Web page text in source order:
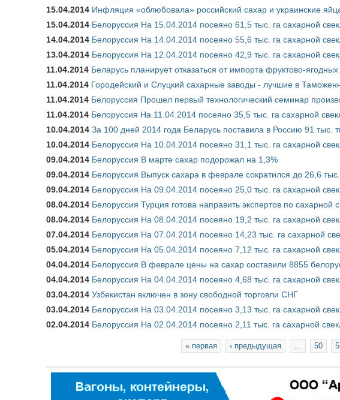
15.04.2014 Инфляция «облюбовала» российский сахар и украинские
15.04.2014 Белоруссия На 15.04.2014 посеяно 61,5 тыс. га сахарной
14.04.2014 Белоруссия На 14.04.2014 посеяно 55,6 тыс. га сахарной
13.04.2014 Белоруссия На 12.04.2014 посеяно 42,9 тыс. га сахарной
11.04.2014 Беларусь планирует отказаться от импорта фруктово-
11.04.2014 Городейский и Слуцкий сахарные заводы - лучшие в
11.04.2014 Белоруссия Прошел первый технологический семинар
11.04.2014 Белоруссия На 11.04.2014 посеяно 35,5 тыс. га сахарной
10.04.2014 За 100 дней 2014 года Беларусь поставила в Россию 91 тыс.
10.04.2014 Белоруссия На 10.04.2014 посеяно 31,1 тыс. га сахарной
09.04.2014 Белоруссия В марте сахар подорожал на 1,3%
09.04.2014 Белоруссия Выпуск сахара в феврале сократился до 26,6
09.04.2014 Белоруссия На 09.04.2014 посеяно 25,0 тыс. га сахарной
08.04.2014 Белоруссия Турция готова направить экспертов по сахарной
08.04.2014 Белоруссия На 08.04.2014 посеяно 19,2 тыс. га сахарной
07.04.2014 Белоруссия На 07.04.2014 посеяно 14,23 тыс. га сахарной
05.04.2014 Белоруссия На 05.04.2014 посеяно 7,12 тыс. га сахарной
04.04.2014 Белоруссия В феврале цены на сахар составили 8855
04.04.2014 Белоруссия На 04.04.2014 посеяно 4,68 тыс. га сахарной
03.04.2014 Узбекистан включен в зону свободной торговли СНГ
03.04.2014 Белоруссия На 03.04.2014 посеяно 3,13 тыс. га сахарной
02.04.2014 Белоруссия На 02.04.2014 посеяно 2,11 тыс. га сахарной
« первая ‹ предыдущая 50